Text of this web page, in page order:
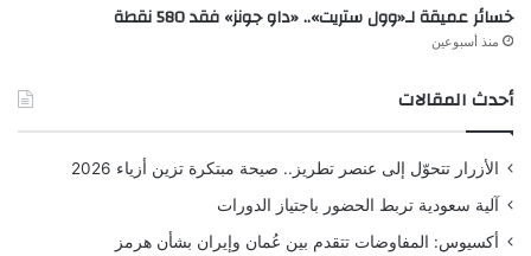
خسائر عميقة لـ«وول ستريت».. «داو جونز» فقد 580 نقطة
منذ أسبوعين
أحدث المقالات
الأزرار تتحوّل إلى عنصر تطريز.. صيحة مبتكرة تزين أزياء 2026
آلية سعودية تربط الحضور باجتياز الدورات
أكسيوس: المفاوضات تتقدم بين عُمان وإيران بشأن هرمز